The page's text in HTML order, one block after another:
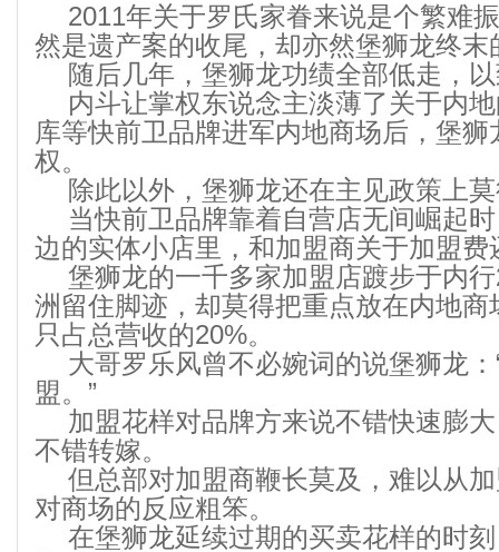
2011年关于罗氏家眷来说是个繁难
然是遗产案的收尾，却亦然堡狮龙终末
随后几年，堡狮龙功绩全部低走，
内斗让掌权东说念主淡薄了关于内
库等快前卫品牌进军内地商场后，堡
权。
除此以外，堡狮龙还在主见政策上
当快前卫品牌靠着自营店无间崛起
边的实体小店里，和加盟商关于加盟费
堡狮龙的一千多家加盟店踱步于内
洲留住脚迹，却莫得把重点放在内地
只占总营收的20%。
大哥罗乐风曾不必婉词的说堡狮龙
盟。”
加盟花样对品牌方来说不错快速膨
不错转嫁。
但总部对加盟商鞭长莫及，难以从
对商场的反应粗笨。
在堡狮龙延续过期的买卖花样的时